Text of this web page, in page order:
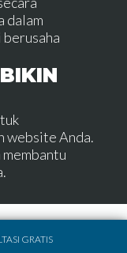
dalam
website Anda.
GRATIS